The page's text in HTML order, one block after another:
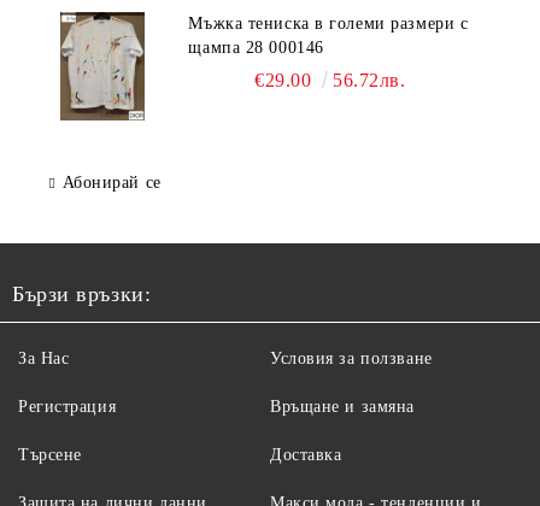
Мъжка тениска в големи размери с
щампа 28 000146
€29.00 56.72лв.
Абонирай се
Бързи връзки:
За Нас
Регистрация
Търсене
Условия за ползване
Връщане и замяна
Доставка